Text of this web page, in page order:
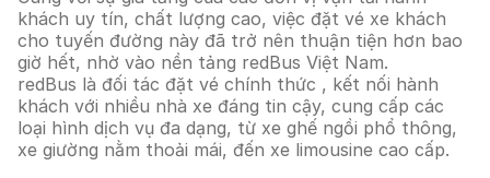
khách uy tín, chất lượng cao, việc đặt vé xe khách
cho tuyến đường này đã trở nên thuận tiện hơn bao
giờ hết, nhờ vào nền tảng redBus Việt Nam.
redBus là đối tác đặt vé chính thức , kết nối hành
khách với nhiều nhà xe đáng tin cậy, cung cấp các
loại hình dịch vụ đa dạng, từ xe ghế ngồi phổ thông,
xe giường nằm thoải mái, đến xe limousine cao cấp.